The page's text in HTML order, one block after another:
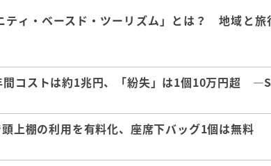
ティ・ベースド・ツーリズム」とは？ 地域と旅
間コストは約1兆円、「紛失」は1個10万円超
上棚の利用を有料化、座席下バッグ1個は無料